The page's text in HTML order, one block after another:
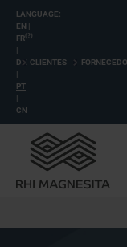
LANGUAGE:
EN |
FR (?)
|
DE
|
PT
|
CN
CLIENTES